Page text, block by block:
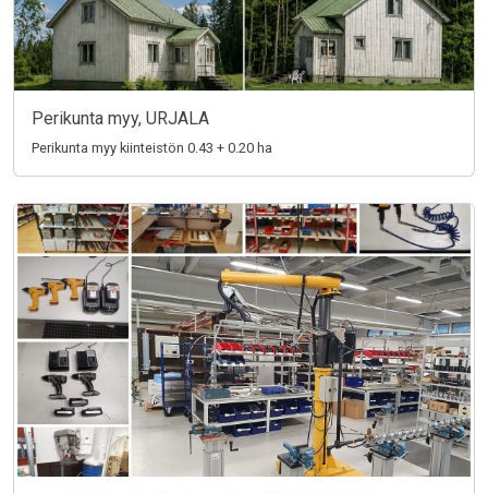
Perikunta myy, URJALA
Perikunta myy kiinteistön 0.43 + 0.20 ha